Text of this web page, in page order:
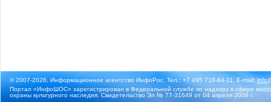
© 2007-2026, Информационное агентство ИнфоРос. Тел.: +7 495 718-84-11, E-mail:
Портал «ИнфоШОС» зарегистрирован в Федеральной службе по надзору в сфере
охраны культурного наследия. Свидетельство Эл № 77-31649 от 04 апреля 2008 г.